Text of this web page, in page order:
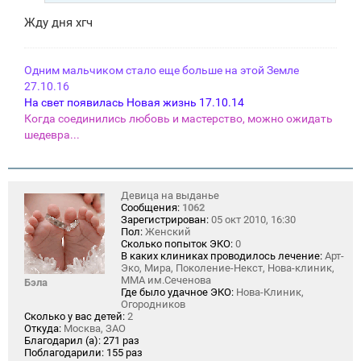
е
Жду дня хгч
Одним мальчиком стало еще больше на этой Земле
27.10.16
На свет появилась Новая жизнь 17.10.14
Когда соединились любовь и мастерство, можно ожидать
шедевра...
Бэла
Девица на выданье
Сообщения: 1062
Зарегистрирован: 05 окт 2010, 16:30
Пол: Женский
Сколько попыток ЭКО: 0
В каких клиниках проводилось лечение: Арт-
Эко, Мира, Поколение-Некст, Нова-клиник,
ММА им.Сеченова
Где было удачное ЭКО: Нова-Клиник,
Огородников
Сколько у вас детей: 2
Откуда: Москва, ЗАО
Благодарил (а): 271 раз
Поблагодарили: 155 раз